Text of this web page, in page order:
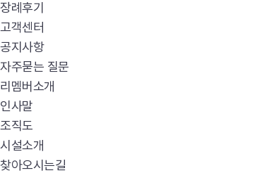
장례후기
고객센터
공지사항
자주묻는 질문
리멤버소개
인사말
조직도
시설소개
찾아오시는길